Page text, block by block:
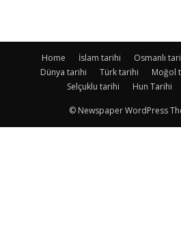
Home İslam tarihi Osmanlı
Dünya tarihi
Türk tarihi Moğol
Selçuklu tarihi
Hun Tarihi
© Newspaper WordPress